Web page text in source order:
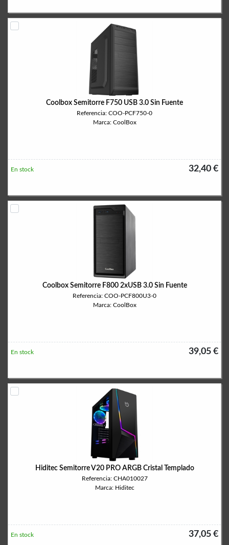
Coolbox Semitorre F750 USB 3.0 Sin Fuente
Referencia: COO-PCF750-0
Marca: CoolBox
32,40 €
En stock
Coolbox Semitorre F800 2xUSB 3.0 Sin Fuente
Referencia: COO-PCF800U3-0
Marca: CoolBox
39,05 €
En stock
Hiditec Semitorre V20 PRO ARGB Cristal Templado
Referencia: CHA010027
Marca: Hiditec
37,05 €
En stock